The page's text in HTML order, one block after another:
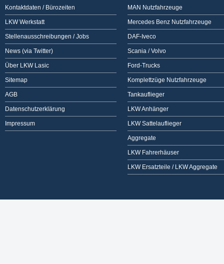
Kontaktdaten / Bürozeiten
LKW Werkstatt
Stellenausschreibungen / Jobs
News (via Twitter)
Über LKW Lasic
Sitemap
AGB
Datenschutzerklärung
Impressum
MAN Nutzfahrzeuge
Mercedes Benz Nutzfahrzeuge
DAF-Iveco
Scania / Volvo
Ford-Trucks
Komplettzüge Nutzfahrzeuge
Tankauflieger
LKW Anhänger
LKW Sattelauflieger
Aggregate
LKW Fahrerhäuser
LKW Ersatzteile / LKW Aggregate